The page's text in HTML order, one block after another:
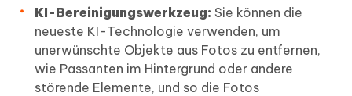
KI-Bereinigungswerkzeug: Sie können die
neueste KI-Technologie verwenden, um
unerwünschte Objekte aus Fotos zu entfernen,
wie Passanten im Hintergrund oder andere
störende Elemente, und so die Fotos